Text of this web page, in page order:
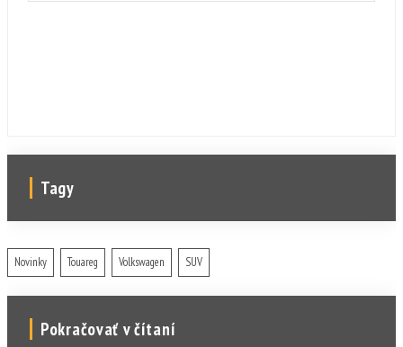
Tagy
Novinky Touareg Volkswagen SUV
Pokračovať v čítaní